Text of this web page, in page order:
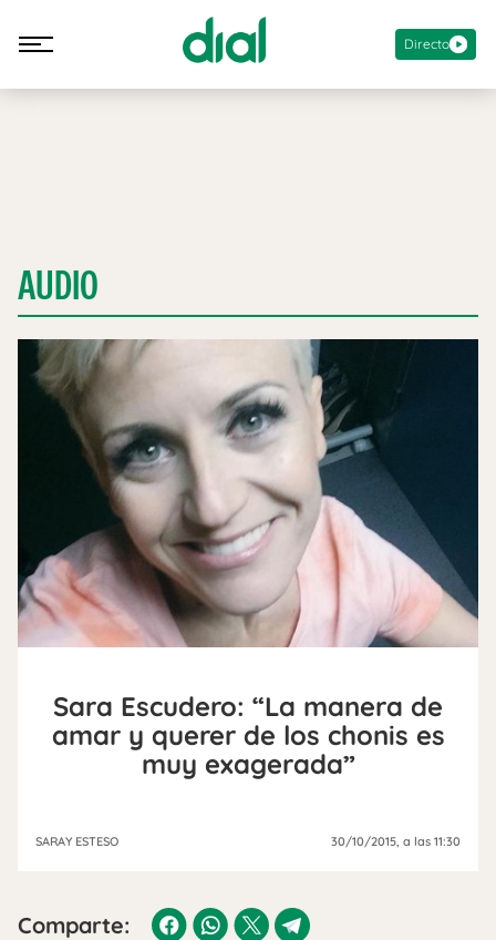
Directo
AUDIO
Sara Escudero: “La manera de
amar y querer de los chonis es
muy exagerada”
SARAY ESTESO 30/10/2015 , a las 11:30
Comparte: